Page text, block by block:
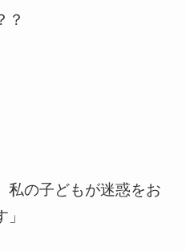
？
私の子どもが迷惑をお